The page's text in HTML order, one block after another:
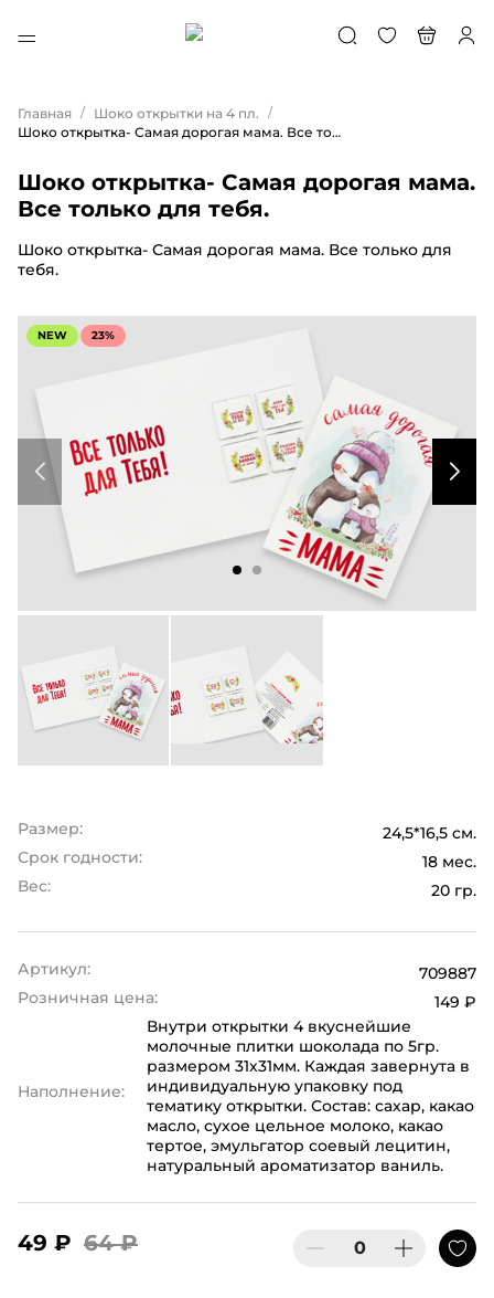
Главная / Шоко открытки на 4 пл. /
Шоко открытка- Самая дорогая мама. Все только для тебя.
Шоко открытка- Самая дорогая мама.
Все только для тебя.
Шоко открытка- Самая дорогая мама. Все только для
тебя.
NEW 23%
Размер:
24,5*16,5 см.
Срок годности:
18 мес.
Вес:
20 гр.
Артикул:
709887
Розничная цена:
149 ₽
Наполнение:
Внутри открытки 4 вкуснейшие
молочные плитки шоколада по 5гр.
размером 31х31мм. Каждая завернута в
индивидуальную упаковку под
тематику открытки. Состав: сахар, какао
масло, сухое цельное молоко, какао
тертое, эмульгатор соевый лецитин,
натуральный ароматизатор ваниль.
49 ₽ 64 ₽